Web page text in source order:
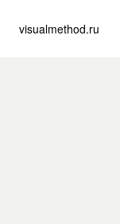
visualmethod.ru